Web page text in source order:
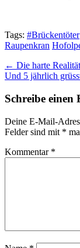
Tags: #Brückentöter
Raupenkran
Post
navigation
← Die harte Realität
Und 5 jährlich
Schreibe einen
Deine E-Mail-
Felder sind mit *
Kommentar *